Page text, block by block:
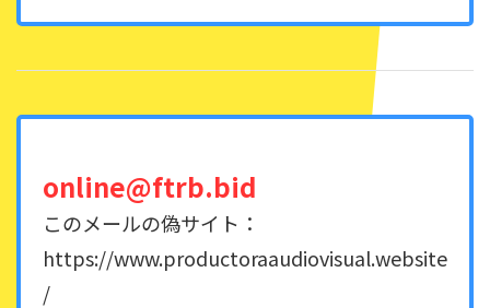
online@ftrb.bid
このメールの偽サイト：
https://www.productoraaudiovisual.website
/